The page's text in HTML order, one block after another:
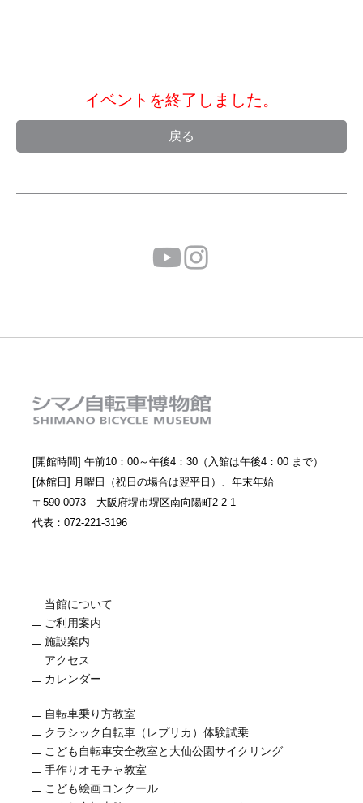
イベントを終了しました。
戻る
[開館時間] 午前10：00～午後4：30（入館は午後4：00 まで）
[休館日] 月曜日（祝日の場合は翌平日）、年末年始
〒590-0073 大阪府堺市堺区南向陽町2-2-1
代表：072-221-3196
当館について
ご利用案内
施設案内
アクセス
カレンダー
自転車乗り方教室
クラシック自転車（レプリカ）体験試乗
こども自転車安全教室と大仙公園サイクリング
手作りオモチャ教室
こども絵画コンクール